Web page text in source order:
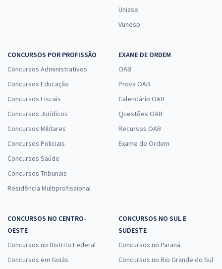
Uniase
Vunesp
CONCURSOS POR PROFISSÃO
Concursos Administrativos
Concursos Educação
Concursos Fiscais
Concursos Jurídicos
Concursos Militares
Concursos Policiais
Concursos Saúde
Concursos Tribunais
Residência Multiprofissional
EXAME DE ORDEM
OAB
Prova OAB
Calendário OAB
Questões OAB
Recursos OAB
Exame de Ordem
CONCURSOS NO CENTRO-
OESTE
Concursos no Distrito Federal
Concursos em Goiás
CONCURSOS NO SUL E
SUDESTE
Concursos no Paraná
Concursos no Rio Grande do Sul